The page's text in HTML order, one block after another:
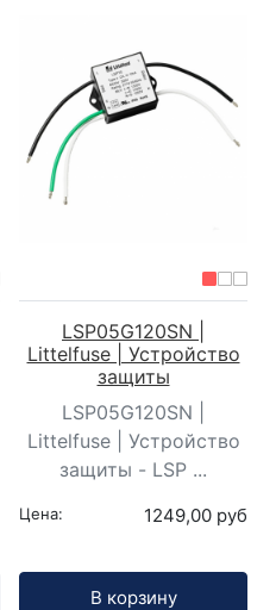
LSP05G120SN |
Littelfuse | Устройство
защиты
LSP05G120SN |
Littelfuse | Устройство
защиты - LSP ...
Цена: 1249,00 руб
В корзину